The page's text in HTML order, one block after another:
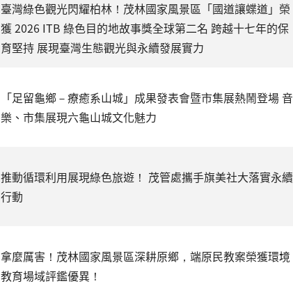
臺灣綠色觀光閃耀柏林！茂林國家風景區「國道讓蝶道」榮
獲 2026 ITB 綠色目的地故事獎全球第二名 跨越十七年的保
育堅持 展現臺灣生態觀光與永續發展實力
「足留龜鄉－療癒系山城」成果發表會暨市集展熱鬧登場 音
樂、市集展現六龜山城文化魅力
推動循環利用展現綠色旅遊！ 茂管處攜手旗美社大落實永續
行動
拿麼厲害！茂林國家風景區深耕原鄉，端原民教案榮獲環境
教育場域評鑑優異！